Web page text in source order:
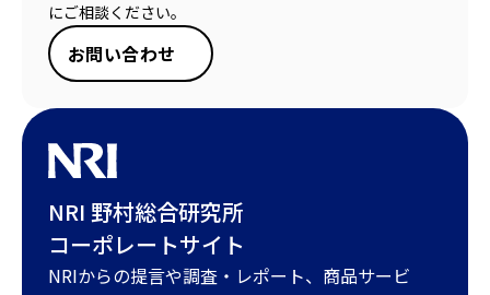
にご相談ください。
お問い合わせ
NRI 野村総合研究所
コーポレートサイト
NRIからの提言や調査・レポート、商品サービ